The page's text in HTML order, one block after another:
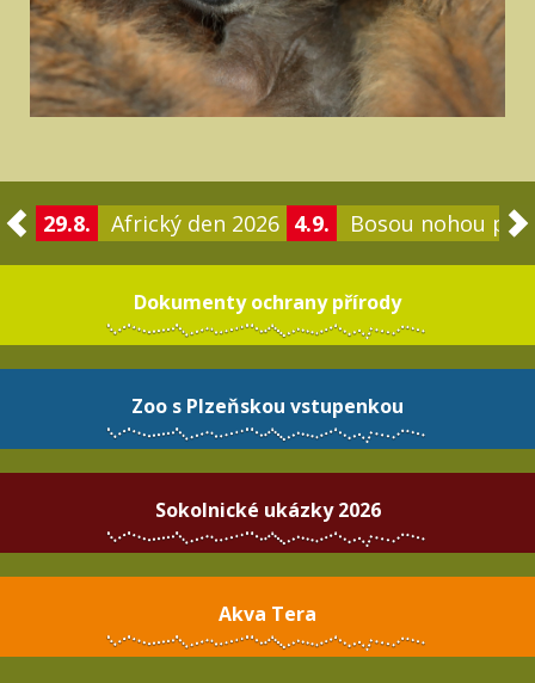
29.8. Africký den 2026 4.9. Bosou nohou po
Dokumenty ochrany přírody
Zoo s Plzeňskou vstupenkou
Sokolnické ukázky 2026
Akva Tera